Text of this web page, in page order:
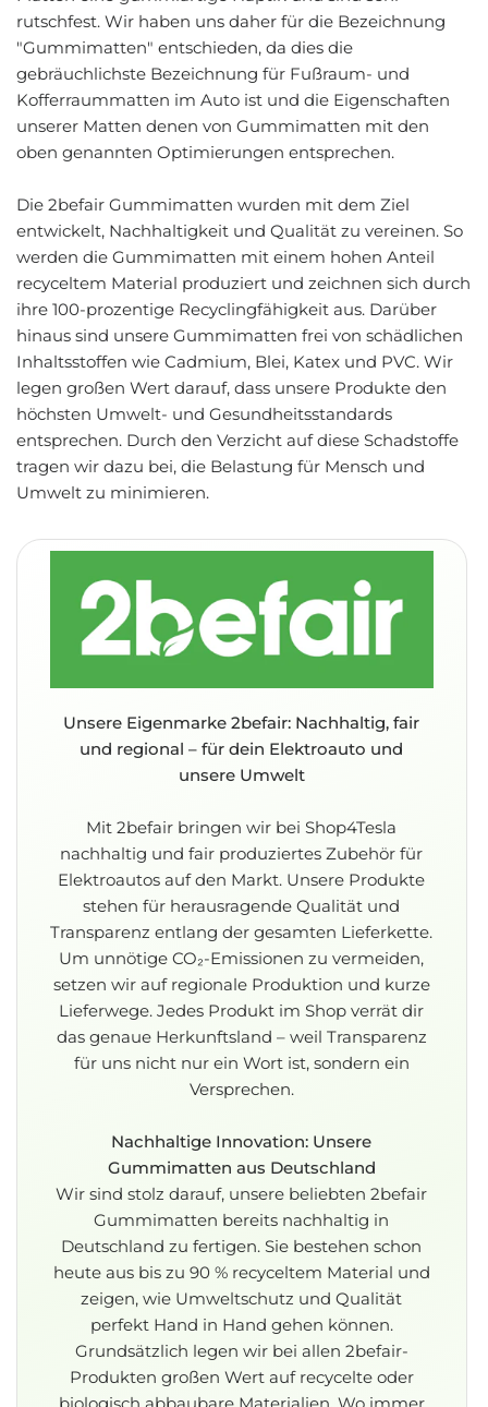
rutschfest. Wir haben uns daher für die Bezeichnung
"Gummimatten" entschieden, da dies die
gebräuchlichste Bezeichnung für Fußraum- und
Kofferraummatten im Auto ist und die Eigenschaften
unserer Matten denen von Gummimatten mit den
oben genannten Optimierungen entsprechen.
Die 2befair Gummimatten wurden mit dem Ziel
entwickelt, Nachhaltigkeit und Qualität zu vereinen. So
werden die Gummimatten mit einem hohen Anteil
recyceltem Material produziert und zeichnen sich durch
ihre 100-prozentige Recyclingfähigkeit aus. Darüber
hinaus sind unsere Gummimatten frei von schädlichen
Inhaltsstoffen wie Cadmium, Blei, Katex und PVC. Wir
legen großen Wert darauf, dass unsere Produkte den
höchsten Umwelt- und Gesundheitsstandards
entsprechen. Durch den Verzicht auf diese Schadstoffe
tragen wir dazu bei, die Belastung für Mensch und
Umwelt zu minimieren.
Unsere Eigenmarke 2befair: Nachhaltig, fair
und regional – für dein Elektroauto und
unsere Umwelt
Mit 2befair bringen wir bei Shop4Tesla
nachhaltig und fair produziertes Zubehör für
Elektroautos auf den Markt. Unsere Produkte
stehen für herausragende Qualität und
Transparenz entlang der gesamten Lieferkette.
Um unnötige CO₂-Emissionen zu vermeiden,
setzen wir auf regionale Produktion und kurze
Lieferwege. Jedes Produkt im Shop verrät dir
das genaue Herkunftsland – weil Transparenz
für uns nicht nur ein Wort ist, sondern ein
Versprechen.
Nachhaltige Innovation: Unsere
Gummimatten aus Deutschland
Wir sind stolz darauf, unsere beliebten 2befair
Gummimatten bereits nachhaltig in
Deutschland zu fertigen. Sie bestehen schon
heute aus bis zu 90 % recyceltem Material und
zeigen, wie Umweltschutz und Qualität
perfekt Hand in Hand gehen können.
Grundsätzlich legen wir bei allen 2befair-
Produkten großen Wert auf recycelte oder